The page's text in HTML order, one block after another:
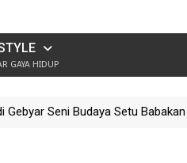
GAYA HIDUP
Seni Budaya Setu Babakan 2025